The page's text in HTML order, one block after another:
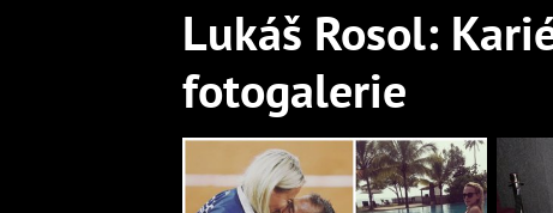
Lukáš Rosol:
fotogalerie